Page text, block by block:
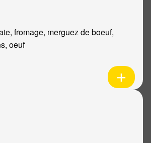
fromage, merguez de boeuf,
oeuf